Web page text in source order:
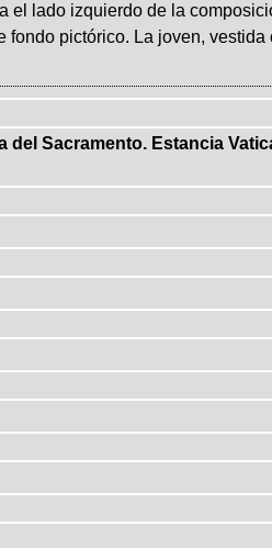
el lado izquierdo de la
pictórico. La joven, vestida
Sacramento. Estancia